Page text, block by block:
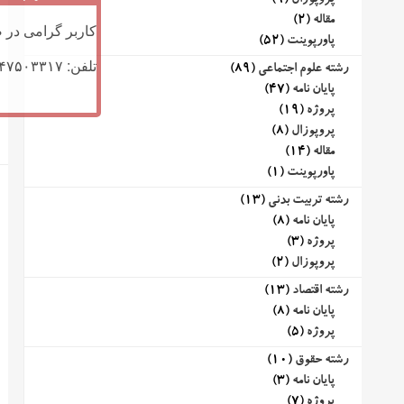
مقاله (2)
پاورپوینت (52)
رشته علوم اجتماعی (89)
پایان نامه (47)
پروژه (19)
پروپوزال (8)
مقاله (14)
پاورپوینت (1)
رشته تربیت بدنی (13)
پایان نامه (8)
پروژه (3)
پروپوزال (2)
رشته اقتصاد (13)
پایان نامه (8)
پروژه (5)
رشته حقوق (10)
پایان نامه (3)
کاربر گرامی
تلفن: ۰۹۱۴۷۵۰۳۳۱۷ (تلگرام یا تماس)